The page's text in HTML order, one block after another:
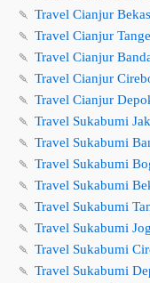
🍡 Travel Cianjur
🍡 Travel Cianjur
🍡 Travel Cianjur
🍡 Travel Cianjur
🍡 Travel Cianjur
🍡 Travel Sukabumi
🍡 Travel Sukabumi
🍡 Travel Sukabumi
🍡 Travel Sukabumi
🍡 Travel Sukabumi
🍡 Travel Sukabumi
🍡 Travel Sukabumi
🍡 Travel Sukabumi